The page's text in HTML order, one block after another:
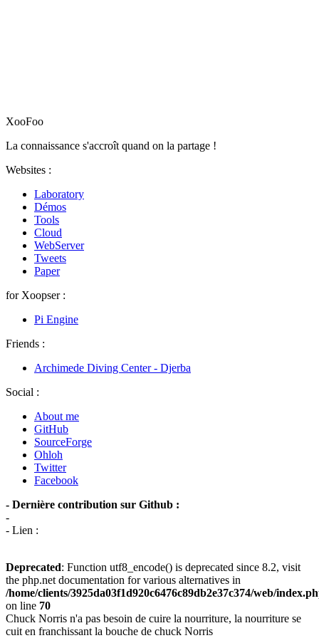
XooFoo
La connaissance s'accroît quand on la partage !
Websites :
Laboratory
Démos
Tools
Cloud
WebServer
Tweets
Paper
for Xoopser :
Pi Engine
Friends :
Archimede Diving Center - Djerba
Social :
About me
GitHub
SourceForge
Ohloh
Twitter
Facebook
- Dernière contribution sur Github :
-
- Lien :
Deprecated: Function utf8_encode() is deprecated since 8.2, visit
the php.net documentation for various alternatives in
/home/clients/3925da03f1d920c6476c89db2e37c374/web/
on line 70
Chuck Norris n'a pas besoin de cuire la nourriture, la nourriture se
cuit en franchissant la bouche de chuck Norris